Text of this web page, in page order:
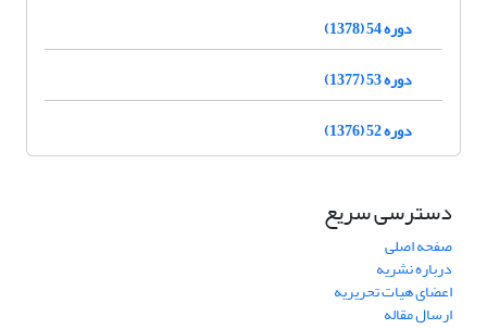
دوره 54 (1378)
دوره 53 (1377)
دوره 52 (1376)
دسترسی سریع
صفحه اصلی
درباره نشریه
اعضای هیات تحریریه
ارسال مقاله